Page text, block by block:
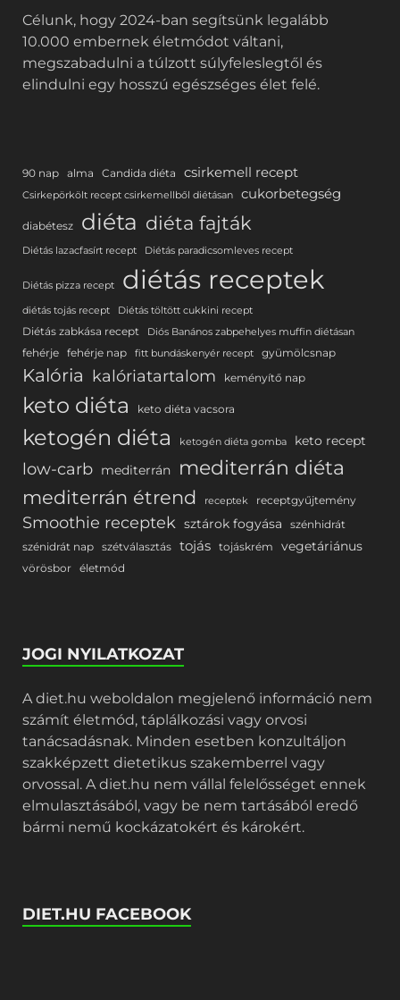
Célunk, hogy 2024-ban segítsünk legalább
10.000 embernek életmódot váltani,
megszabadulni a túlzott súlyfeleslegtől és
elindulni egy hosszú egészséges élet felé.
90 nap alma Candida diéta csirkemell recept
Csirkepörkölt recept csirkemellből diétásan cukorbetegség
diabétesz diéta diéta fajták
Diétás lazacfasírt recept Diétás paradicsomleves recept
Diétás pizza recept diétás receptek
diétás tojás recept Diétás töltött cukkini recept
Diétás zabkása recept Diós Banános zabpehelyes muffin diétásan
fehérje fehérje nap fitt bundáskenyér recept gyümölcsnap
Kalória kalóriatartalom keményítő nap
keto diéta keto diéta vacsora
ketogén diéta ketogén diéta gomba keto recept
low-carb mediterrán mediterrán diéta
mediterrán étrend receptek receptgyűjtemény
Smoothie receptek sztárok fogyása
szénhidrát
szénidrát nap szétválasztás tojás tojáskrém vegetáriánus
vörösbor életmód
JOGI NYILATKOZAT
A diet.hu weboldalon megjelenő információ nem
számít életmód, táplálkozási vagy orvosi
tanácsadásnak. Minden esetben konzultáljon
szakképzett dietetikus szakemberrel vagy
orvossal. A diet.hu nem vállal felelősséget ennek
elmulasztásából, vagy be nem tartásából eredő
bármi nemű kockázatokért és károkért.
DIET.HU FACEBOOK